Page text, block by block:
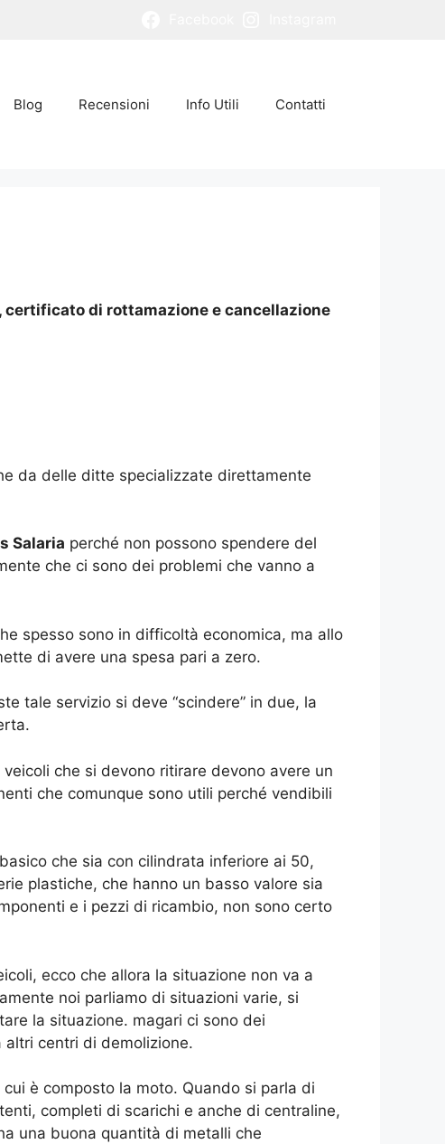
Blog Recensioni Info Utili Contatti
certificato di rottamazione e cancellazione
da delle ditte specializzate direttamente
Salaria perché non possono spendere del
che ci sono dei problemi che vanno a
spesso sono in difficoltà economica, ma allo
di avere una spesa pari a zero.
tale servizio si deve “scindere” in due, la
che si devono ritirare devono avere un
che comunque sono utili perché vendibili
che sia con cilindrata inferiore ai 50,
plastiche, che hanno un basso valore sia
e i pezzi di ricambio, non sono certo
ecco che allora la situazione non va a
noi parliamo di situazioni varie, si
la situazione. magari ci sono dei
centri di demolizione.
è composto la moto. Quando si parla di
completi di scarichi e anche di centraline,
una buona quantità di metalli che